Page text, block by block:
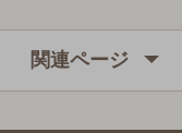
関連ページ